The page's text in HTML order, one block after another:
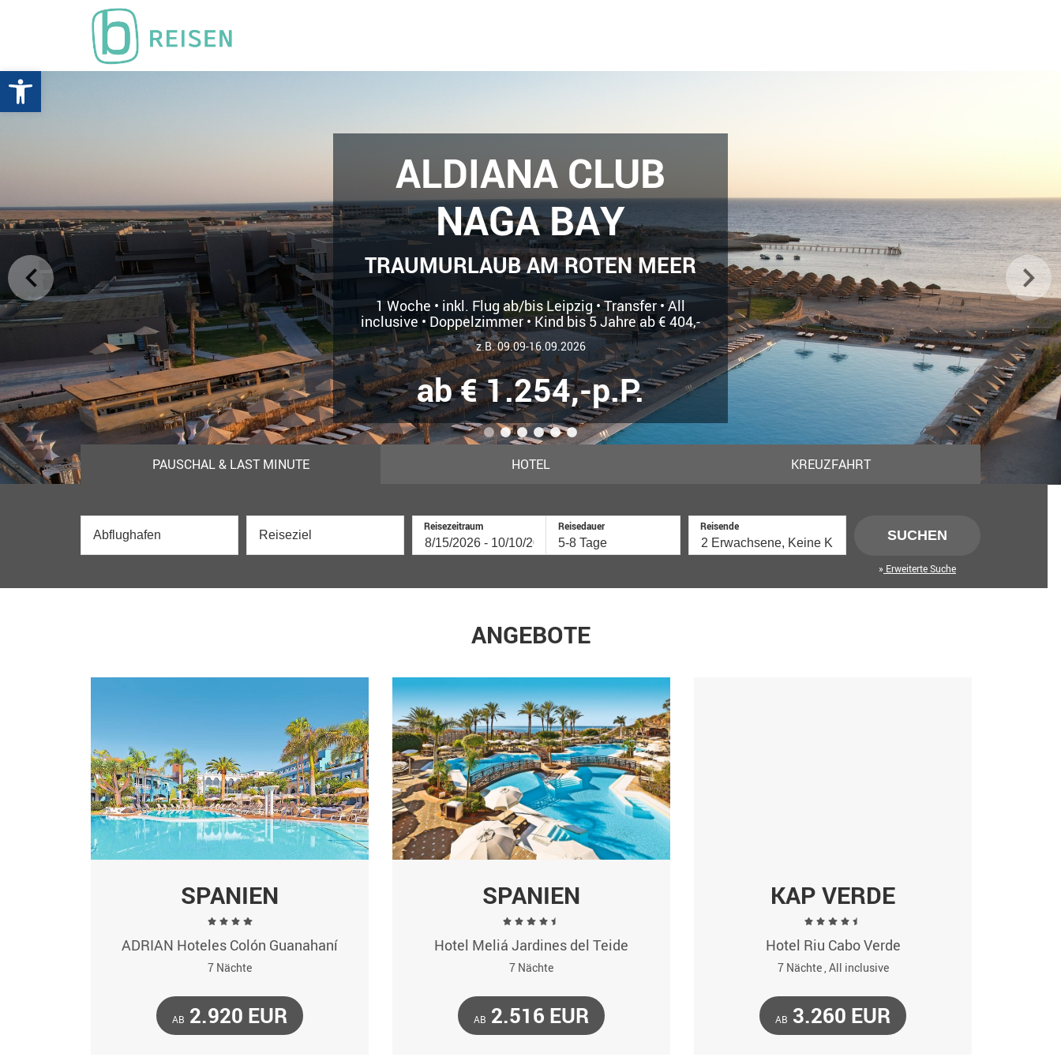
Werkzeugleiste öffnen
ALDIANA CLUB
NAGA BAY
TRAUMURLAUB AM ROTEN MEER
1 Woche • inkl. Flug ab/bis Leipzig • Transfer • All
inclusive • Doppelzimmer • Kind bis 5 Jahre ab € 404,-
z.B. 09.09-16.09.2026
ab € 1.254,-p.P.
1 2 3 4 5 6
PAUSCHAL & LAST MINUTE HOTEL KREUZFAHRT
Reisezeitraum Reisedauer Reisende
SUCHEN
Erweiterte Suche
ANGEBOTE
SPANIEN
ADRIAN Hoteles Colón Guanahaní
7 Nächte
AB 2.920 EUR
SPANIEN
Hotel Meliá Jardines del Teide
7 Nächte
AB 2.516 EUR
KAP VERDE
Hotel Riu Cabo Verde
7 Nächte , All inclusive
AB 3.260 EUR